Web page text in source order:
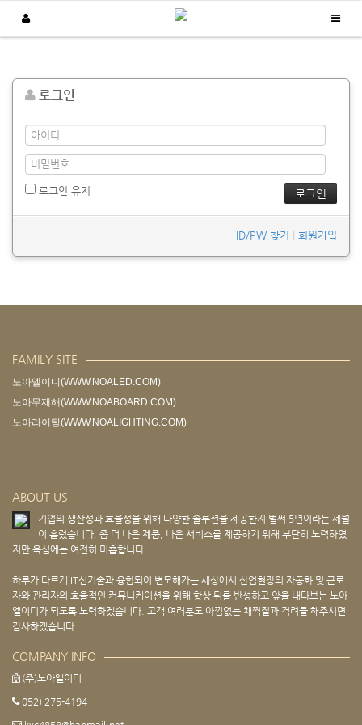
납품실적
로그인
로그인 유지
ID/PW 찾기 회원가입
FAMILY SITE
노아엘이디(WWW.NOALED.COM)
노아무재해(WWW.NOABOARD.COM)
노아라이팅(WWW.NOALIGHTING.COM)
ABOUT US
기업의 생산성과 효율성을 위해 다양한 솔루션을 제공한지 벌써 5년이라는 세월
이 흘렀습니다. 좀 더 나은 제품, 나은 서비스를 제공하기 위해 부단히 노력하였
지만 욕심에는 여전히 미흡합니다.
하루가 다르게 IT신기술과 융합되어 변모해가는 세상에서 산업현장의 자동화 및 근로
자와 관리자의 효율적인 커뮤니케이션을 위해 항상 뒤를 반성하고 앞을 내다보는 노아
엘이디가 되도록 노력하겠습니다. 고객 여러분도 아낌없는 채찍질과 격려를 해주시면
감사하겠습니다.
COMPANY INFO
(주)노아엘이디
052) 275-4194